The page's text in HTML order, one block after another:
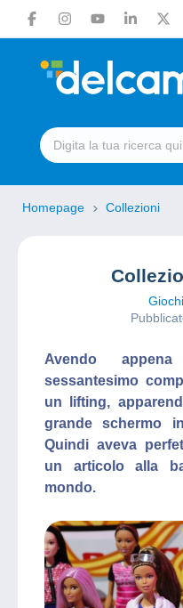
Homepage Collezioni
Giochi
Avendo
sessantesimo
un lifting,
grande schermo
Quindi aveva
un articolo alla
mondo.